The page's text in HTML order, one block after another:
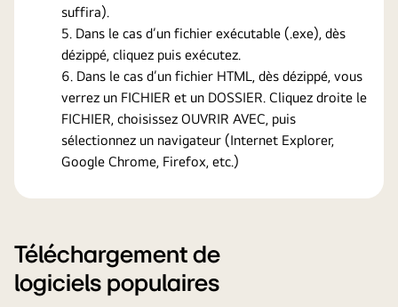
suffira).
Dans le cas d’un fichier exécutable (.exe), dès
dézippé, cliquez puis exécutez.
Dans le cas d’un fichier HTML, dès dézippé, vous
verrez un FICHIER et un DOSSIER. Cliquez droite le
FICHIER, choisissez OUVRIR AVEC, puis
sélectionnez un navigateur (Internet Explorer,
Google Chrome, Firefox, etc.)
Téléchargement de
logiciels populaires